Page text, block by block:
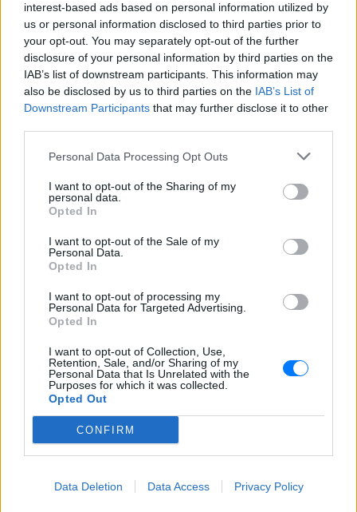
interest-based ads based on personal information utilized by
us or personal information disclosed to third parties prior to
your opt-out. You may separately opt-out of the further
disclosure of your personal information by third parties on the
IAB’s list of downstream participants. This information may
also be disclosed by us to third parties on the IAB’s List of
Downstream Participants that may further disclose it to other
Personal Data Processing Opt Outs
I want to opt-out of the Sharing of my
personal data.
Opted In
I want to opt-out of the Sale of my
Personal Data.
Opted In
I want to opt-out of processing my
Personal Data for Targeted Advertising.
Opted In
I want to opt-out of Collection, Use,
Retention, Sale, and/or Sharing of my
Personal Data that Is Unrelated with the
Purposes for which it was collected.
Opted Out
CONFIRM
Data Deletion Data Access Privacy Policy
Ακολουθήστε το E-Radio.gr στο
Google News
και μάθετε πρώτοι τα πιο hot νέα.
Για ακόμη περισσότερανέα, μπείτε στην
ειδήσεωντου E-Daily.gr
Ακολουθήστε το E-Radio.gr και στο Instagram